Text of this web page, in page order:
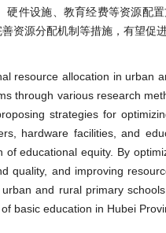
件设施、教育经费等资源配
资源分配机制等措施，有望促
resource allocation in urban
through various research
strategies for
hardware facilities, and
educational equity. By
quality, and improving
and rural primary
basic education in Hubei